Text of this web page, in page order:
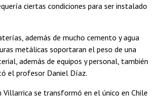
ciertas condiciones para ser instalado
además de mucho cemento y agua
metálicas soportaran el peso de una
además de equipos y personal, también
el profesor Daniel Díaz.
se transformó en el único en Chile